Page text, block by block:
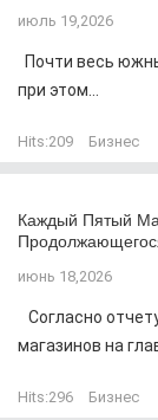
июль 19,2026
Почти весь
при этом...
Hits:209 Бизнес
Каждый Пятый
июнь 18,2026
Согласно
магазинов на
Hits:296 Бизнес